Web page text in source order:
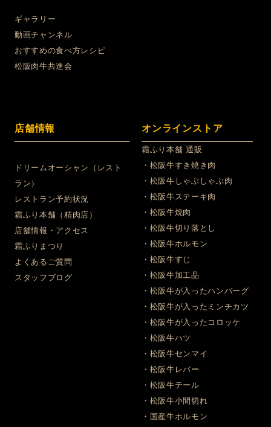
ギャラリー
動画チャンネル
おすすめの食べ方レシピ
松阪肉牛共進会
店舗情報
ドリームオーシャン（レスト
ラン）
レストラン予約状況
霜ふり本舗（精肉店）
店舗情報・アクセス
霜ふりまつり
よくあるご質問
スタッフブログ
オンラインストア
霜ふり本舗 通販
・松阪牛すき焼き肉
・松阪牛しゃぶしゃぶ肉
・松阪牛ステーキ肉
・松阪牛焼肉
・松阪牛切り落とし
・松阪牛ホルモン
・松阪牛すじ
・松阪牛加工品
・松阪牛が入ったハンバーグ
・松阪牛が入ったミンチカツ
・松阪牛が入ったコロッケ
・松阪牛ハツ
・松阪牛センマイ
・松阪牛レバー
・松阪牛テール
・松阪牛小間切れ
・国産牛ホルモン